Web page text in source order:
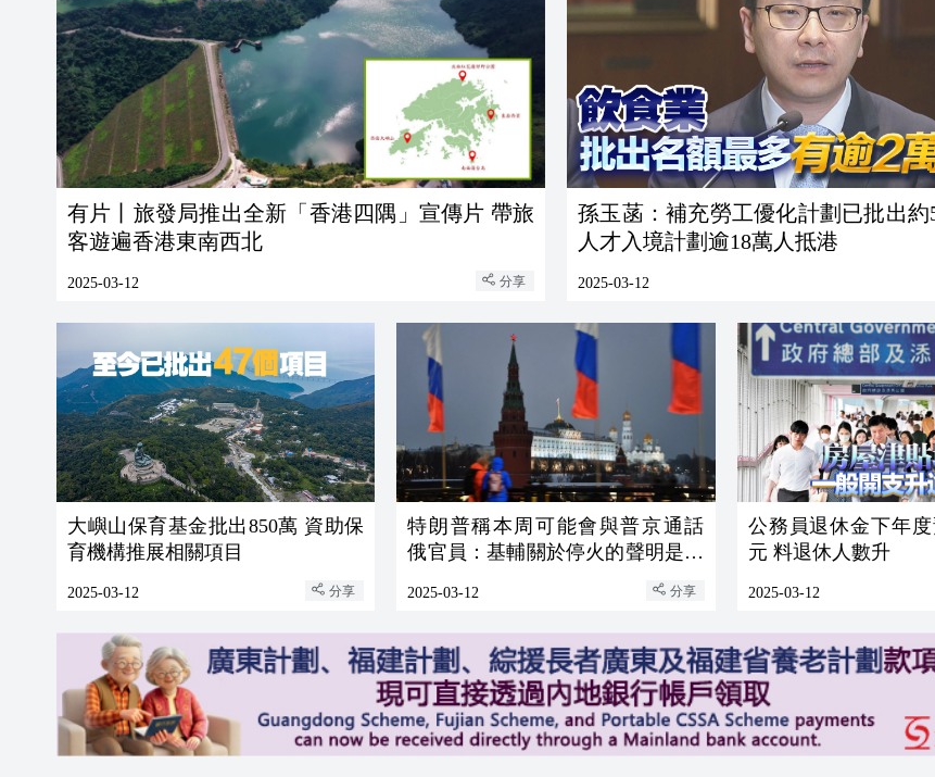
有片丨旅發局推出全新「香港四隅」宣傳片 帶旅
客遊遍香港東南西北
2025-03-12 分享
孫玉菡：補充勞工優化計劃已批出約
人才入境計劃逾18萬人抵港
2025-03-12
大嶼山保育基金批出850萬 資助保
育機構推展相關項目
2025-03-12 分享
特朗普稱本周可能會與普京通話
俄官員：基輔關於停火的聲明是耍
2025-03-12 分享
公務員退休金下年
元 料退休人數升
2025-03-12